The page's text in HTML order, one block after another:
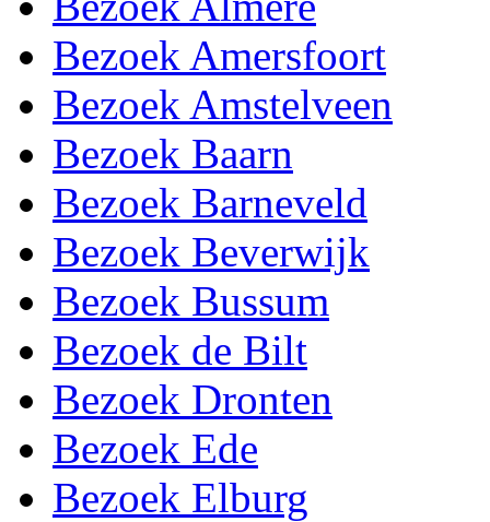
Bezoek Amersfoort
Bezoek Amstelveen
Bezoek Baarn
Bezoek Barneveld
Bezoek Beverwijk
Bezoek Bussum
Bezoek de Bilt
Bezoek Dronten
Bezoek Ede
Bezoek Elburg